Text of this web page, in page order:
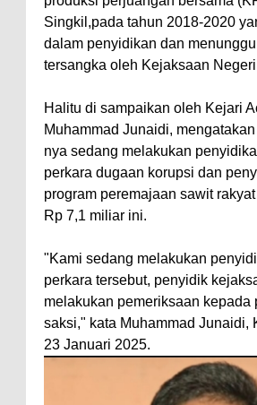
Singkil,pada tahun 2018-2020
dalam penyidikan dan
tersangka oleh Kejaksaan
Halitu di sampaikan oleh Kejari
Muhammad Junaidi,
nya sedang melakukan
perkara dugaan korupsi dan
program peremajaan sawit
Rp 7,1 miliar ini.
"Kami sedang melakukan
perkara tersebut, penyidik
melakukan pemeriksaan kepada
saksi," kata Muhammad Junaidi,
23 Januari 2025.